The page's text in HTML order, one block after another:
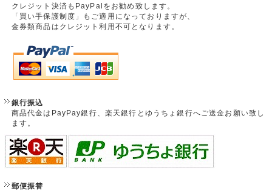
クレジット決済もPayPalをお勧め致します。
「買い手保護制度」もご適用になっておりますが、
金券類商品はクレジット利用不可となります。
銀行振込
商品代金はPayPay銀行、楽天銀行とゆうちょ銀行へご送金お願い致し
ます。
郵便振替